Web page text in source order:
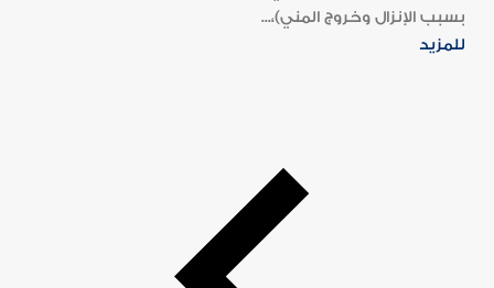
بسبب الإنزال وخروج المني)،...
للمزيد